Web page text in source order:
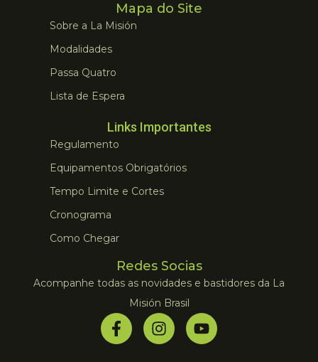
Mapa do Site
Sobre a La Misión
Modalidades
Passa Quatro
Lista de Espera
Links Importantes
Regulamento
Equipamentos Obrigatórios
Tempo Limite e Cortes
Cronograma
Como Chegar
Redes Socias
Acompanhe todas as novidades e bastidores da La
Misión Brasil